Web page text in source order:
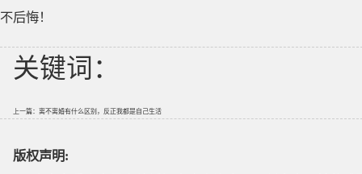
不后悔！
关键词：
上一篇： 离不离婚有什么区别，反正我都是自己生活
版权声明: